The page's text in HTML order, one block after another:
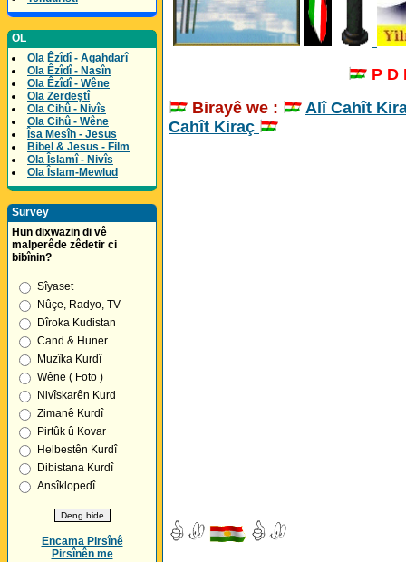
OL
Ola Êzîdî - Agahdarî
Ola Êzîdî - Nasîn
Ola Êzîdî - Wêne
Ola Zerdeştî
Ola Cihû - Nivîs
Ola Cihû - Wêne
Îsa Mesîh - Jesus
Bibel & Jesus - Film
Ola Îslamî - Nivîs
Ola Îslam-Mewlud
Survey
Hun dixwazin di vê
malperêde zêdetir ci
bibînin?
Sîyaset
Nûçe, Radyo, TV
Dîroka Kudistan
Cand & Huner
Muzîka Kurdî
Wêne ( Foto )
Nivîskarên Kurd
Zimanê Kurdî
Pirtûk û Kovar
Helbestên Kurdî
Dibistana Kurdî
Ansîklopedî
Encama Pirsînê
Pirsînên me
P D
Birayê we :
Alî Cahît
Cahît Kiraç